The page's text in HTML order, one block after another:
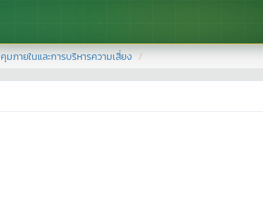
มภายในและการบริหารความเสี่ยง